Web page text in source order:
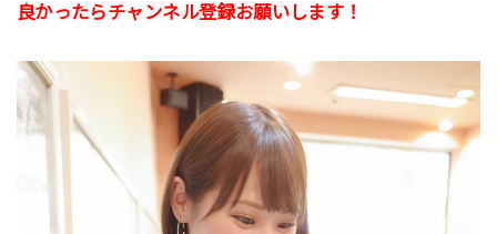
良かったらチャンネル登録お願いします！